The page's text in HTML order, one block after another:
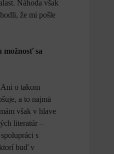
Náhoda však
že mi pošle
možnosť sa
o takom
a to najmä
však v hlave
literatúr –
s
buď v